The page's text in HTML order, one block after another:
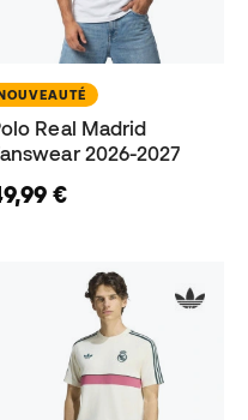
Real Madrid
2026-2027
€